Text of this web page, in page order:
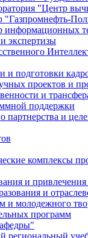
"Центр
"Газпромнефть-
информационных
экспертизы
и подготовки
проектов и
и
поддержки
партнерства и
комплексы
и привлечения
и
и молодежного
программ
региональный